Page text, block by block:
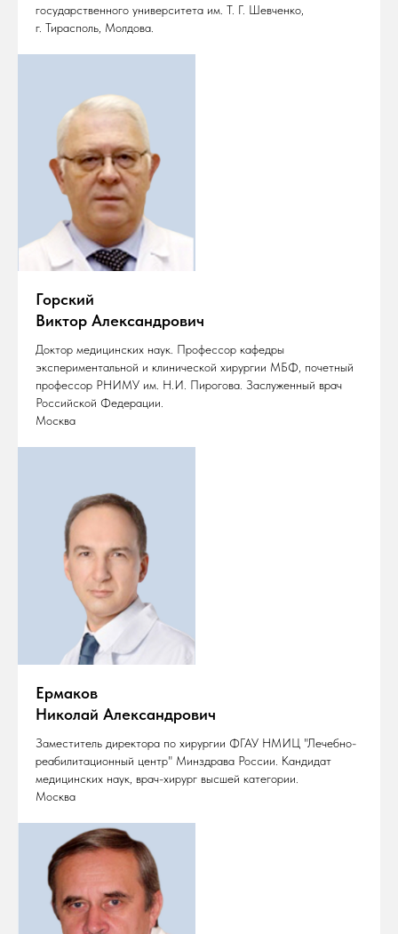
государственного университета им. Т. Г. Шевченко,
г. Тирасполь, Молдова.
Горский
Виктор Александрович
Доктор медицинских наук. Профессор кафедры
экспериментальной и клинической хирургии МБФ, почетный
профессор РНИМУ им. Н.И. Пирогова. Заслуженный врач
Российской Федерации.
Москва
Ермаков
Николай Александрович
Заместитель директора по хирургии ФГАУ НМИЦ "Лечебно-
реабилитационный центр" Минздрава России. Кандидат
медицинских наук, врач-хирург высшей категории.
Москва